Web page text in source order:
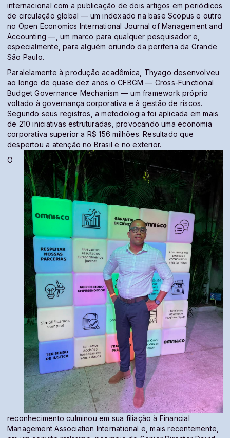
internacional com a publicação de dois artigos em periódicos
de circulação global — um indexado na base Scopus e outro
no Open Economics International Journal of Management and
Accounting —, um marco para qualquer pesquisador e,
especialmente, para alguém oriundo da periferia da Grande
São Paulo.
Paralelamente à produção acadêmica, Thyago desenvolveu
ao longo de quase dez anos o CFBGM — Cross-Functional
Budget Governance Mechanism — um framework próprio
voltado à governança corporativa e à gestão de riscos.
Segundo seus registros, a metodologia foi aplicada em mais
de 210 iniciativas estruturadas, provocando uma economia
corporativa superior a R$ 156 milhões. Resultado que
despertou a atenção no Brasil e no exterior.
O
reconhecimento culminou em sua filiação à Financial
Management Association International e, mais recentemente,